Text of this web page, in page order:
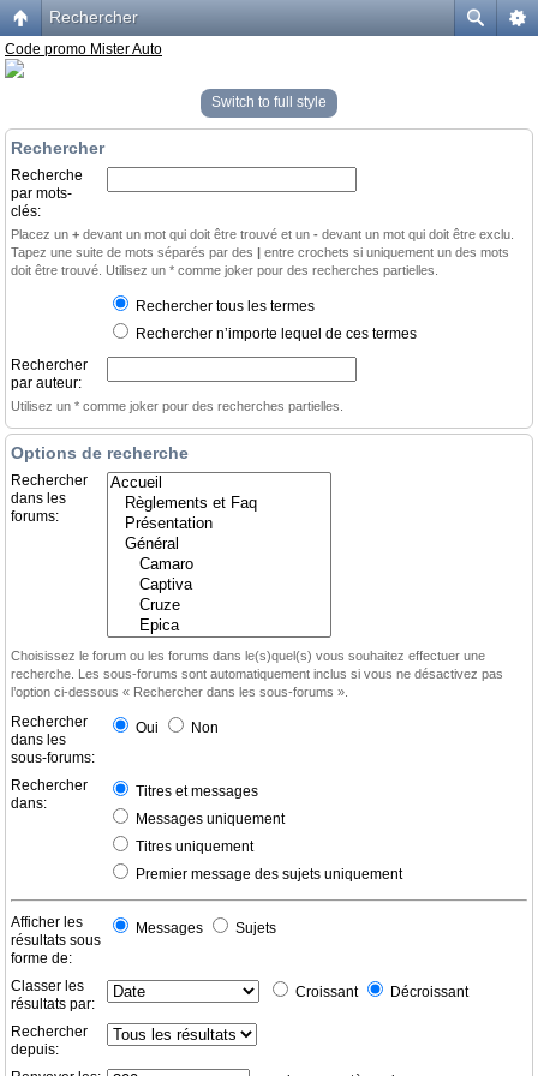
Rechercher
Code promo Mister Auto
Switch to full style
Rechercher
Recherche
par mots-
clés:
Placez un + devant un mot qui doit être trouvé et un - devant un mot qui doit être exclu.
Tapez une suite de mots séparés par des | entre crochets si uniquement un des mots
doit être trouvé. Utilisez un * comme joker pour des recherches partielles.
Rechercher tous les termes
Rechercher n’importe lequel de ces termes
Rechercher
par auteur:
Utilisez un * comme joker pour des recherches partielles.
Options de recherche
Rechercher
dans les
forums:
Choisissez le forum ou les forums dans le(s)quel(s) vous souhaitez effectuer une
recherche. Les sous-forums sont automatiquement inclus si vous ne désactivez pas
l’option ci-dessous « Rechercher dans les sous-forums ».
Rechercher
dans les
sous-forums:
Oui Non
Rechercher
dans:
Titres et messages
Messages uniquement
Titres uniquement
Premier message des sujets uniquement
Afficher les
résultats sous
forme de:
Messages Sujets
Classer les
résultats par:
Croissant Décroissant
Rechercher
depuis: